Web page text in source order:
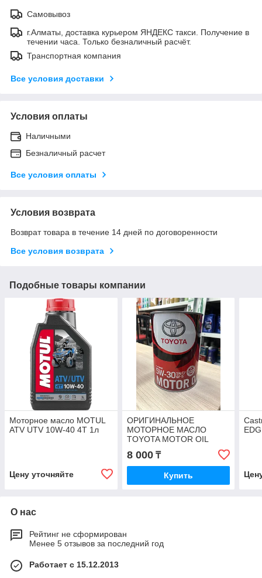
Самовывоз
г.Алматы, доставка курьером ЯНДЕКС такси. Получение в
течении часа. Только безналичный расчёт.
Транспортная компания
Все условия доставки
Условия оплаты
Наличными
Безналичный расчет
Все условия оплаты
Условия возврата
Возврат товара в течение 14 дней по договоренности
Все условия возврата
Подобные товары компании
Моторное масло MOTUL
ATV UTV 10W-40 4T 1л
Цену уточняйте
ОРИГИНАЛЬНОЕ
МОТОРНОЕ МАСЛО
TOYOTA MOTOR OIL
5W30 API SP\GF-6A 1L
8 000₸
Купить
О нас
Рейтинг не сформирован
Менее 5 отзывов за последний год
Работает с 15.12.2013